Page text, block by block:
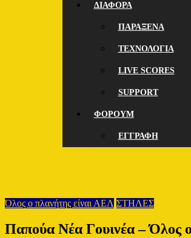
ΔΙΑΦΟΡΑ
ΠΑΡΑΞΕΝΑ
ΤΕΧΝΟΛΟΓΙΑ
LIVE SCORES
SUPPORT
ΦΟΡΟΥΜ
ΕΓΓΡΑΦΗ
Όλος ο πλανήτης είναι ΑΕΛ ΣΤΗΛΕΣ
Παπούα Νέα Γουινέα – Όλος